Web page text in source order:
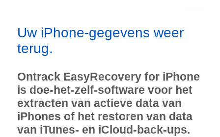
Uw iPhone-gegevens weer
terug.
Ontrack EasyRecovery for iPhone
is doe-het-zelf-software voor het
extracten van actieve data van
iPhones of het restoren van data
van iTunes- en iCloud-back-ups.